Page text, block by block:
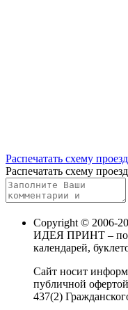
Распечатать схему
Распечатать схему
Copyright © 2006-
ИДЕЯ ПРИНТ –
календарей,
Сайт носит
публичной
437(2)